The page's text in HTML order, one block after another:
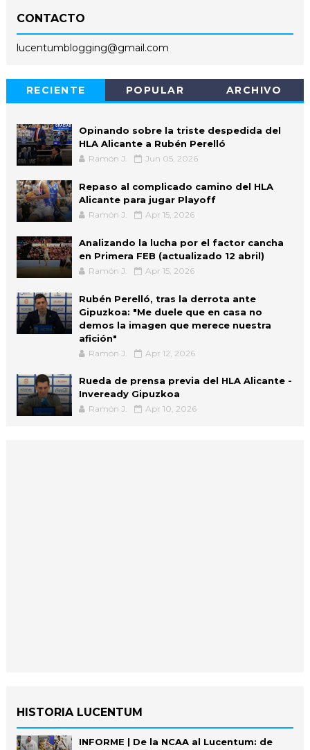
CONTACTO
lucentumblogging@gmail.com
RECIENTE POPULAR ARCHIVO
Opinando sobre la triste despedida del
HLA Alicante a Rubén Perelló
Ramón J. Jun 05, 2026
Repaso al complicado camino del HLA
Alicante para jugar Playoff
Ramón J. Apr 15, 2026
Analizando la lucha por el factor cancha
en Primera FEB (actualizado 12 abril)
Ramón J. Apr 15, 2026
Rubén Perelló, tras la derrota ante
Gipuzkoa: "Me duele que en casa no
demos la imagen que merece nuestra
afición"
Ramón J. Apr 12, 2026
Rueda de prensa previa del HLA Alicante -
Inveready Gipuzkoa
Ramón J. Apr 10, 2026
HISTORIA LUCENTUM
INFORME | De la NCAA al Lucentum: de